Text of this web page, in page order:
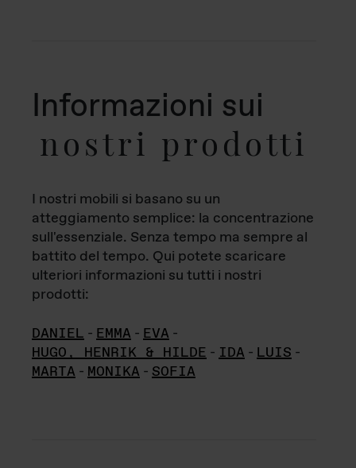
Informazioni sui
nostri prodotti
I nostri mobili si basano su un
atteggiamento semplice: la concentrazione
sull'essenziale. Senza tempo ma sempre al
battito del tempo. Qui potete scaricare
ulteriori informazioni su tutti i nostri
prodotti:
DANIEL - EMMA - EVA -
HUGO, HENRIK & HILDE - IDA - LUIS -
MARTA - MONIKA - SOFIA